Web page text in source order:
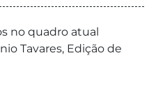
no quadro atual
Tavares, Edição de